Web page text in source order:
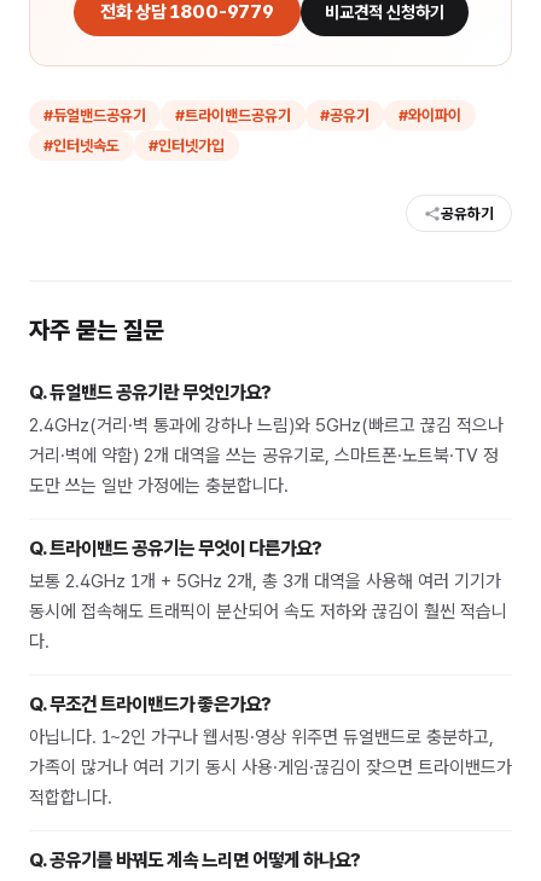
전화 상담 1800-9779 비교견적 신청하기
#듀얼밴드공유기 #트라이밴드공유기 #공유기 #와이파이
#인터넷속도 #인터넷가입
공유하기
자주 묻는 질문
Q.듀얼밴드 공유기란 무엇인가요?
2.4GHz(거리·벽 통과에 강하나 느림)와 5GHz(빠르고 끊김 적으나
거리·벽에 약함) 2개 대역을 쓰는 공유기로, 스마트폰·노트북·TV 정
도만 쓰는 일반 가정에는 충분합니다.
Q.트라이밴드 공유기는 무엇이 다른가요?
보통 2.4GHz 1개 + 5GHz 2개, 총 3개 대역을 사용해 여러 기기가
동시에 접속해도 트래픽이 분산되어 속도 저하와 끊김이 훨씬 적습니
다.
Q.무조건 트라이밴드가 좋은가요?
아닙니다. 1~2인 가구나 웹서핑·영상 위주면 듀얼밴드로 충분하고,
가족이 많거나 여러 기기 동시 사용·게임·끊김이 잦으면 트라이밴드가
적합합니다.
Q.공유기를 바꿔도 계속 느리면 어떻게 하나요?